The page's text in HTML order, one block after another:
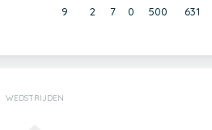
9 2 7 0 500 631
WEDSTRIJDEN